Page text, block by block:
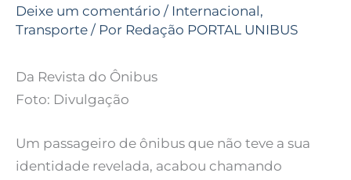
Deixe um comentário / Internacional,
Transporte / Por Redação PORTAL UNIBUS
Da Revista do Ônibus
Foto: Divulgação
Um passageiro de ônibus que não teve a sua
identidade revelada, acabou chamando